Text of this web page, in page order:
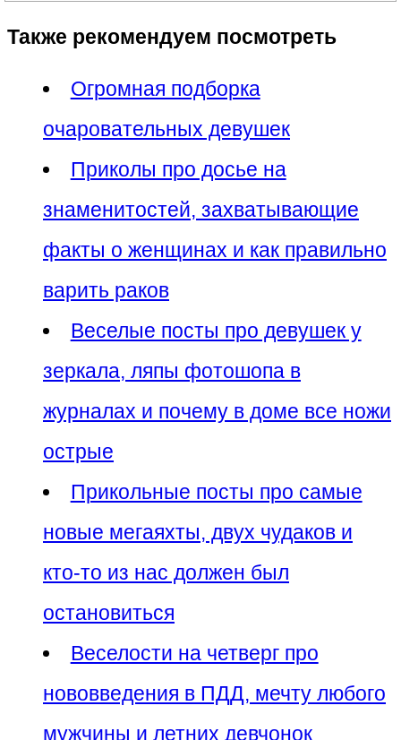
Также рекомендуем посмотреть
Огромная подборка
очаровательных девушек
Приколы про досье на
знаменитостей, захватывающие
факты о женщинах и как правильно
варить раков
Веселые посты про девушек у
зеркала, ляпы фотошопа в
журналах и почему в доме все ножи
остpые
Прикольные посты про самые
новые мегаяхты, двух чудаков и
кто-то из нас должен был
остановиться
Веселости на четверг про
нововведения в ПДД, мечту любого
мужчины и летних девчонок